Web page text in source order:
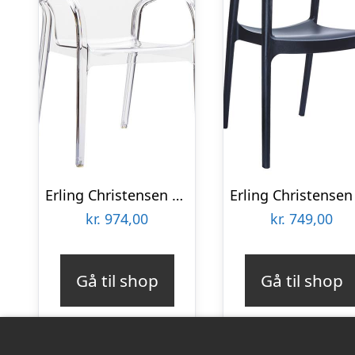
Erling Christensen Møbler Dejavu stol i klar plast med armlæn : Erling Christensen Møbler : Erling Christensen Møbler
kr. 974,00
Gå til shop
kr. 749,00
Gå til shop